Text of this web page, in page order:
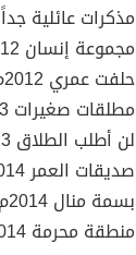
مذكرات عائلية جداً 2012م.
مجموعة إنسان 2012م.
حلفت عمري 2012م.
مطلقات صغيرات 2013م.
لن أطلب الطلاق 2013م.
صديقات العمر 2014م.
بسمة منال 2014م.
منطقة محرمة 2014م.